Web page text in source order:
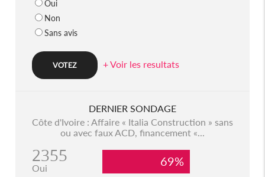
Oui
Non
Sans avis
+ Voir les resultats
DERNIER SONDAGE
Côte d'Ivoire : Affaire « Italia Construction » sans
ou avec faux ACD, financement «...
2355
Oui 69%